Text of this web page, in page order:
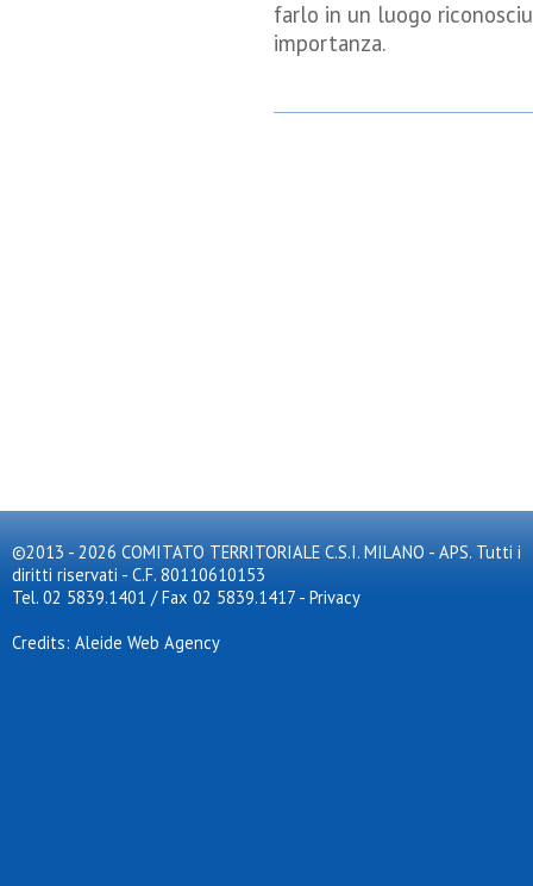
farlo in un luogo
importanza.
©2013 - 2026 COMITATO TERRITORIALE C.S.I. MILANO - APS. Tutti i
diritti riservati - C.F. 80110610153
Tel. 02 5839.1401 / Fax 02 5839.1417 - Privacy
Credits: Aleide Web Agency